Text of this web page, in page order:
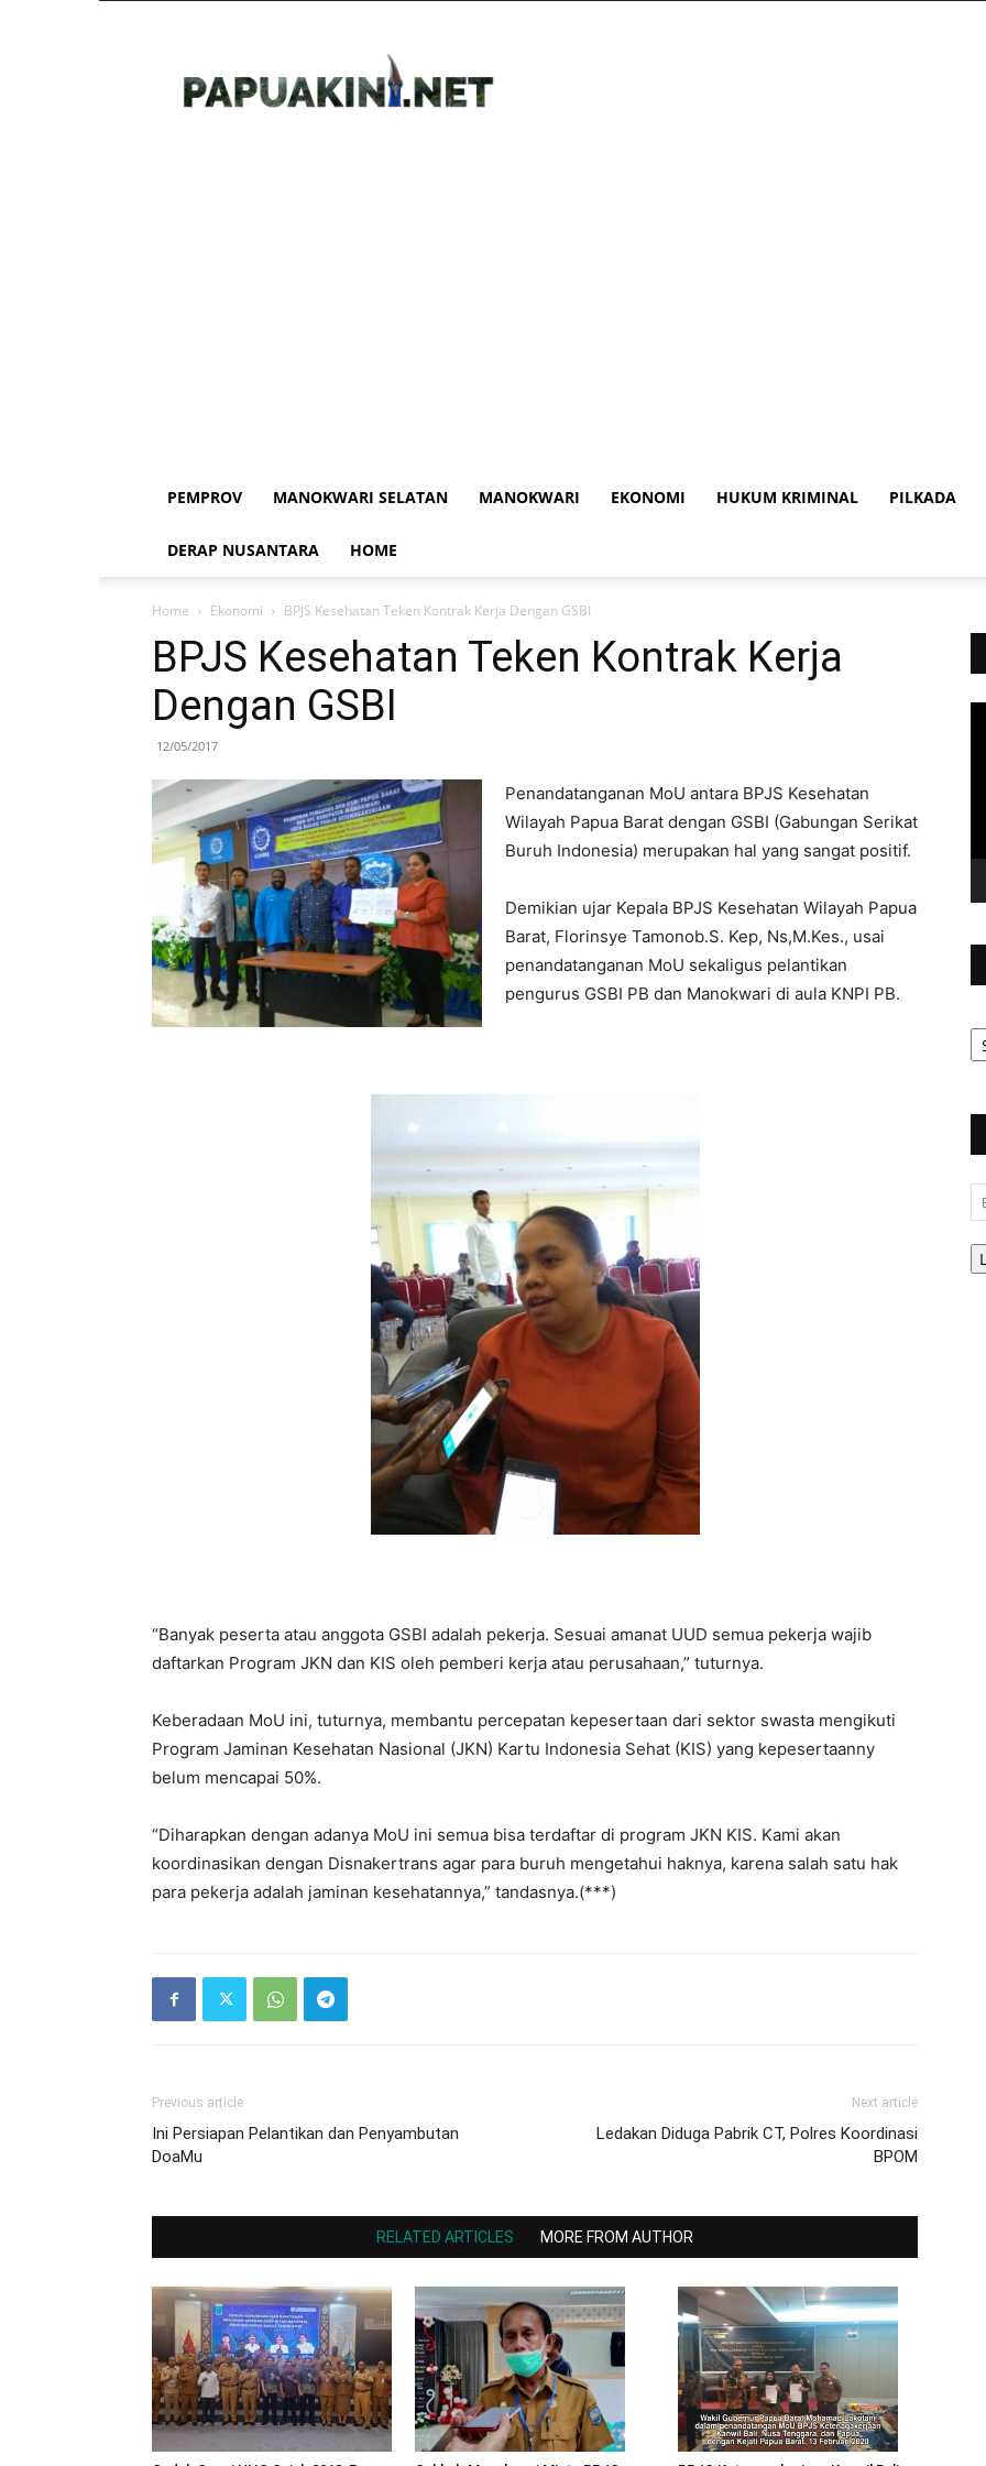
PEMPROV MANOKWARI SELATAN MANOKWARI EKONOMI HUKUM KRIMINAL PILKADA
DERAP NUSANTARA HOME
Home Ekonomi BPJS Kesehatan Teken Kontrak Kerja Dengan GSBI
BPJS Kesehatan Teken Kontrak Kerja
Dengan GSBI
12/05/2017
Penandatanganan MoU antara BPJS Kesehatan
Wilayah Papua Barat dengan GSBI (Gabungan Serikat
Buruh Indonesia) merupakan hal yang sangat positif.
Demikian ujar Kepala BPJS Kesehatan Wilayah Papua
Barat, Florinsye Tamonob.S. Kep, Ns,M.Kes., usai
penandatanganan MoU sekaligus pelantikan
pengurus GSBI PB dan Manokwari di aula KNPI PB.
“Banyak peserta atau anggota GSBI adalah pekerja. Sesuai amanat UUD semua pekerja wajib
daftarkan Program JKN dan KIS oleh pemberi kerja atau perusahaan,” tuturnya.
Keberadaan MoU ini, tuturnya, membantu percepatan kepesertaan dari sektor swasta mengikuti
Program Jaminan Kesehatan Nasional (JKN) Kartu Indonesia Sehat (KIS) yang kepesertaanny
belum mencapai 50%.
“Diharapkan dengan adanya MoU ini semua bisa terdaftar di program JKN KIS. Kami akan
koordinasikan dengan Disnakertrans agar para buruh mengetahui haknya, karena salah satu hak
para pekerja adalah jaminan kesehatannya,” tandasnya.(***)
Previous article
Ini Persiapan Pelantikan dan Penyambutan
DoaMu
Next article
Ledakan Diduga Pabrik CT, Polres Koordinasi
BPOM
RELATED ARTICLES MORE FROM AUTHOR